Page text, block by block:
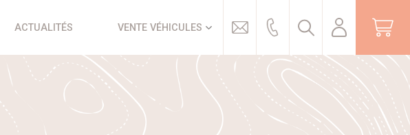
ACTUALITÉS VENTE VÉHICULES